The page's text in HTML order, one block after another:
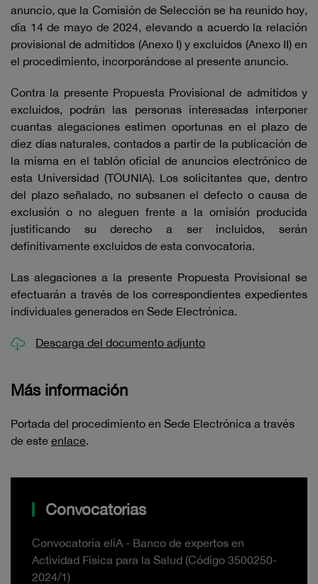
anuncio, que la Comisión de Selección se ha reunido hoy,
día 14 de mayo de 2024, elevando a acuerdo la relación
provisional de admitidos (Anexo I) y excluidos (Anexo II) en
el procedimiento, incorporándose al presente anuncio.
Contra la presente Propuesta Provisional de admitidos y
excluidos, podrán las personas interesadas interponer
cuantas alegaciones estimen oportunas en el plazo de
diez días naturales, contados a partir de la publicación de
la misma en el tablón oficial de anuncios electrónico de
esta Universidad (TOUNIA). Los solicitantes que, dentro
del plazo señalado, no subsanen el defecto o causa de
exclusión o no aleguen frente a la omisión producida
justificando su derecho a ser incluidos, serán
definitivamente excluidos de esta convocatoria.
Las alegaciones a la presente Propuesta Provisional se
efectuarán a través de los correspondientes expedientes
individuales generados en Sede Electrónica.
Descarga del documento adjunto
Más información
Portada del procedimiento en Sede Electrónica a través
de este enlace.
Convocatorias
Convocatoria eliA - Banco de expertos en
Actividad Física para la Salud (Código 3500250-
2024/1)